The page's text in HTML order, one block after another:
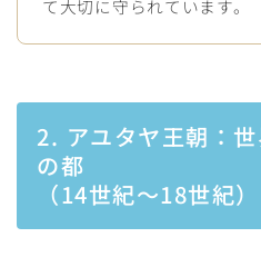
て大切に守られています。
2. アユタヤ王朝：
の都
（14世紀〜18世紀）